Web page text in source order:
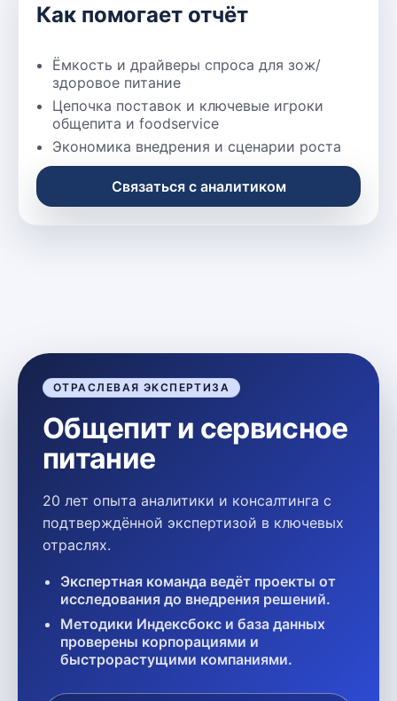
Как помогает отчёт
Ёмкость и драйверы спроса для зож/
здоровое питание
Цепочка поставок и ключевые игроки
общепита и foodservice
Экономика внедрения и сценарии роста
Связаться с аналитиком
ОТРАСЛЕВАЯ ЭКСПЕРТИЗА
Общепит и сервисное
питание
20 лет опыта аналитики и консалтинга с
подтверждённой экспертизой в ключевых
отраслях.
Экспертная команда ведёт проекты от
исследования до внедрения решений.
Методики Индексбокс и база данных
проверены корпорациями и
быстрорастущими компаниями.